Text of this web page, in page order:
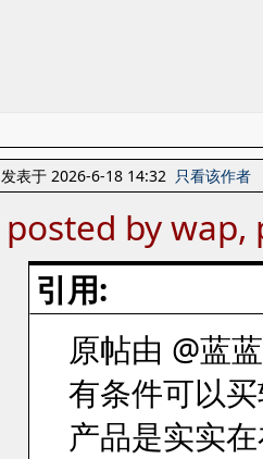
发表于 2026-6-18 14:32 只看该作者
posted by
引用:
原帖由 @蓝
有条件可以
产品是实实